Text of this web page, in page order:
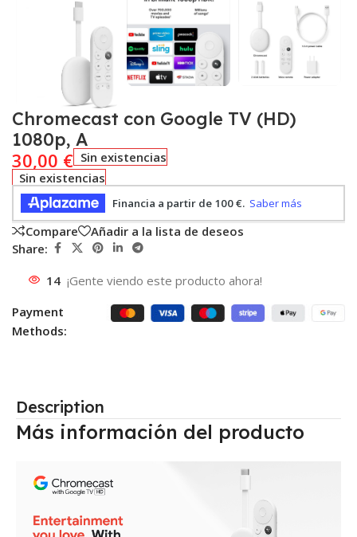
Chromecast con Google TV (HD)
1080p, A
30,00 € Sin existencias
Sin existencias
Compare
Añadir a la lista de deseos
Share:
14 ¡Gente viendo este producto ahora!
Payment
Methods:
Description
Más información del producto